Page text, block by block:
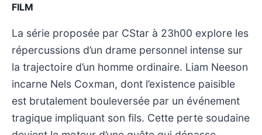
FILM
La série proposée par CStar à 23h00 explore les
répercussions d’un drame personnel intense sur
la trajectoire d’un homme ordinaire. Liam Neeson
incarne Nels Coxman, dont l’existence paisible
est brutalement bouleversée par un événement
tragique impliquant son fils. Cette perte soudaine